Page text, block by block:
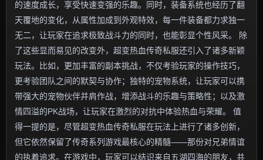
的速度成长，享受快速变强的乐趣。同时，装备系统也经历了翻
天覆地的变化，从属性加成到外观特效，每一件装备都力求独一
无二，让玩家在追求极致战斗力的同时，也能彰显个性风采。 除
了这些显而易见的改变外，超变热血传奇私服还引入了诸多新颖
玩法。比如，更加丰富的副本挑战，不仅考验玩家的操作技巧，
更考验团队之间的默契与协作；独特的宠物系统，让玩家可以携
带强大的宠物伙伴并肩作战，增添战斗的乐趣与策略性；以及激
情四溢的PK战场，让玩家在激烈的对抗中体验热血与荣耀。 值
得一提的是，尽管超变热血传奇私服在玩法上进行了诸多创新，
但它依然保留了传奇系列游戏最核心的精髓——那份对兄弟情谊
的执着追求。在游戏中，玩家可以结识来自五湖四海的朋友，共